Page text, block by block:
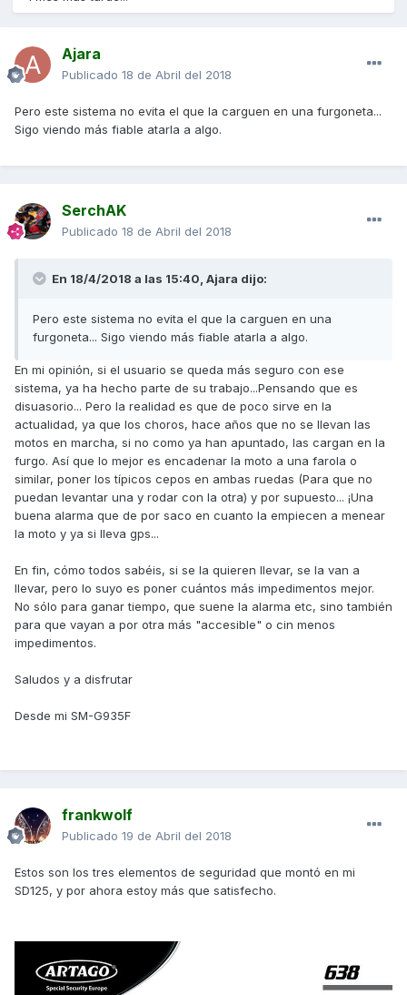
Ajara
Publicado 18 de Abril del 2018
Pero este sistema no evita el que la carguen en una furgoneta...
Sigo viendo más fiable atarla a algo.
SerchAK
Publicado 18 de Abril del 2018
En 18/4/2018 a las 15:40, Ajara dijo:
Pero este sistema no evita el que la carguen en una
furgoneta... Sigo viendo más fiable atarla a algo.
En mi opinión, si el usuario se queda más seguro con ese
sistema, ya ha hecho parte de su trabajo...Pensando que es
disuasorio... Pero la realidad es que de poco sirve en la
actualidad, ya que los choros, hace años que no se llevan las
motos en marcha, si no como ya han apuntado, las cargan en la
furgo. Así que lo mejor es encadenar la moto a una farola o
similar, poner los típicos cepos en ambas ruedas (Para que no
puedan levantar una y rodar con la otra) y por supuesto... ¡Una
buena alarma que de por saco en cuanto la empiecen a menear
la moto y ya si lleva gps...
En fin, cómo todos sabéis, si se la quieren llevar, se la van a
llevar, pero lo suyo es poner cuántos más impedimentos mejor.
No sólo para ganar tiempo, que suene la alarma etc, sino también
para que vayan a por otra más "accesible" o cin menos
impedimentos.
Saludos y a disfrutar
Desde mi SM-G935F
frankwolf
Publicado 19 de Abril del 2018
Estos son los tres elementos de seguridad que montó en mi
SD125, y por ahora estoy más que satisfecho.